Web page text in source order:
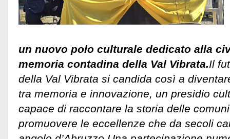
un nuovo polo culturale dedicato alla
memoria contadina della Val Vibrata.Il
della Val Vibrata si candida così a
tra memoria e innovazione, un presidio
capace di raccontare la storia delle
promuovere le eccellenze che da secoli